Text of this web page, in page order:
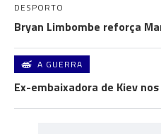
DESPORTO
Bryan Limbombe reforça
A GUERRA
Ex-embaixadora de Kiev